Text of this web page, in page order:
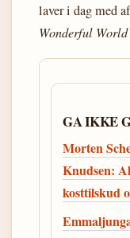
laver i dag med
Wonderful World
GA IKKE
Morten
Knudsen:
kosttilskud